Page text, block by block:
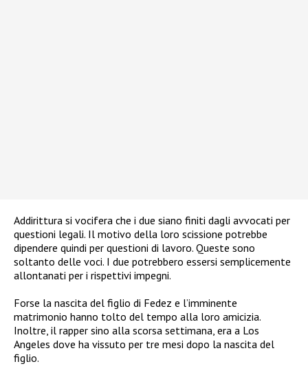
Addirittura si vocifera che i due siano finiti dagli avvocati per
questioni legali. Il motivo della loro scissione potrebbe
dipendere quindi per questioni di lavoro. Queste sono
soltanto delle voci. I due potrebbero essersi semplicemente
allontanati per i rispettivi impegni.
Forse la nascita del figlio di Fedez e l’imminente
matrimonio hanno tolto del tempo alla loro amicizia.
Inoltre, il rapper sino alla scorsa settimana, era a Los
Angeles dove ha vissuto per tre mesi dopo la nascita del
figlio.